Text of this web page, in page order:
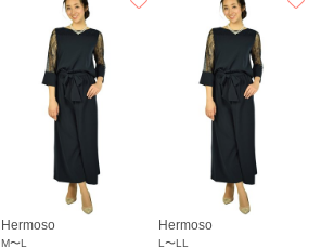
Hermoso
M〜L
Hermoso
L〜LL